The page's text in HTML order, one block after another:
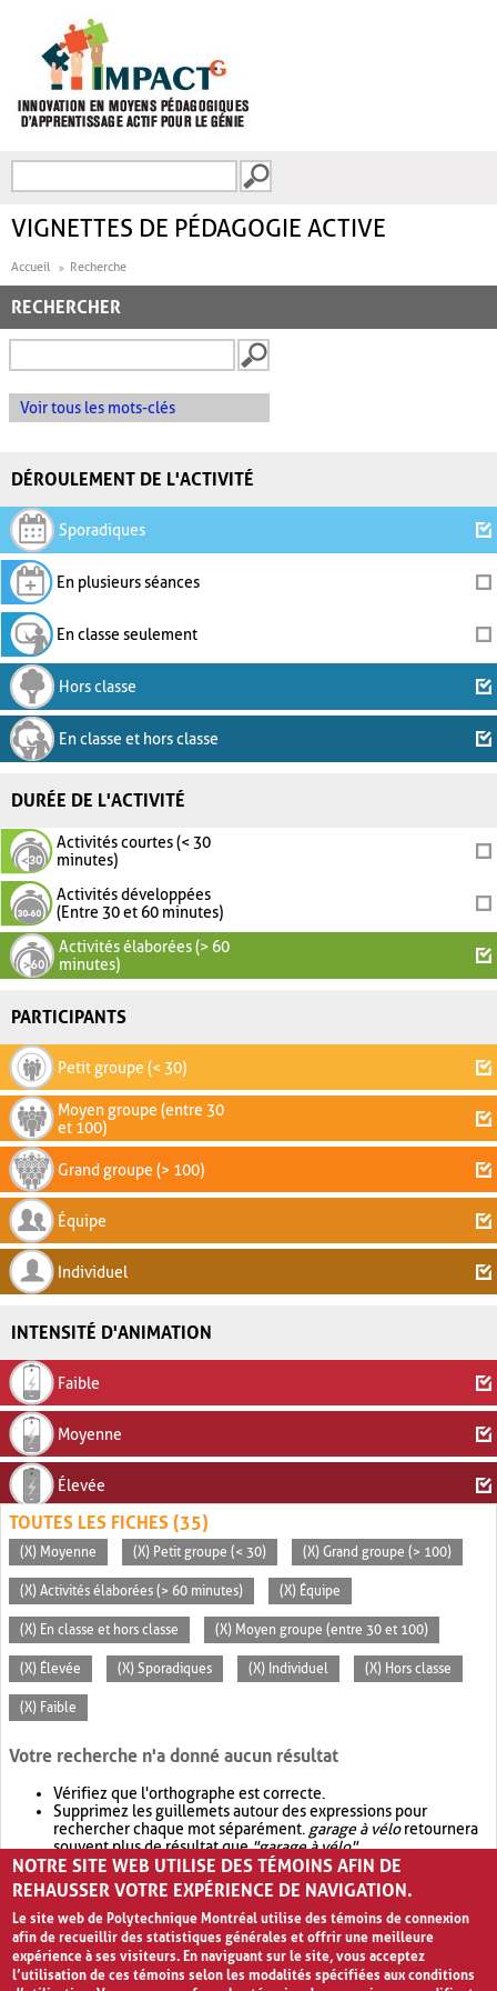
FORMULAIRE DE
VIGNETTES DE PÉDAGOGIE ACTIVE
Accueil Recherche
RECHERCHER
Voir tous les mots-clés
DÉROULEMENT DE L'ACTIVITÉ
Sporadiques
En plusieurs séances
En classe seulement
Hors classe
En classe et hors classe
DURÉE DE L'ACTIVITÉ
Activités courtes (< 30
minutes)
Activités développées
(Entre 30 et 60 minutes)
Activités élaborées (> 60
minutes)
PARTICIPANTS
Petit groupe (< 30)
Moyen groupe (entre 30
et 100)
Grand groupe (> 100)
Équipe
Individuel
INTENSITÉ D'ANIMATION
Faible
Moyenne
Élevée
TOUTES LES FICHES (35)
(X) Moyenne (X) Petit groupe (< 30) (X) Grand groupe (> 100)
(X) Activités élaborées (> 60 minutes) (X) Équipe
(X) En classe et hors classe (X) Moyen groupe (entre 30 et 100)
(X) Élevée (X) Sporadiques (X) Individuel (X) Hors classe
(X) Faible
Votre recherche n'a donné aucun résultat
Vérifiez que l'orthographe est correcte.
Supprimez les guillemets autour des expressions pour
rechercher chaque mot séparément. garage à véloretournera
souvent plus de résultat que"garage à vélo".
Envisagez d'élargir votre recherche avec OR.garage OR vélo
retournera souvent plus de résultat quegarage à vélo
NOTRE SITE WEB UTILISE DES TÉMOINS AFIN DE
REHAUSSER VOTRE EXPÉRIENCE DE NAVIGATION.
Le site web de Polytechnique Montréal utilise des témoins de connexion
afin de recueillir des statistiques générales et offrir une meilleure
expérience à ses visiteurs. En naviguant sur le site, vous acceptez
l’utilisation de ces témoins selon les modalités spécifiées aux conditions